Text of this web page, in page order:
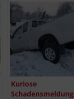
Kurio­se